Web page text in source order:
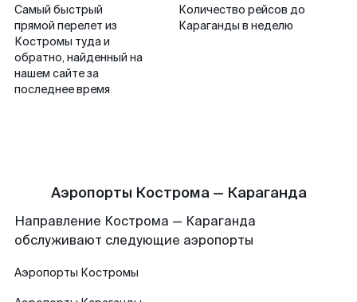
Самый быстрый
прямой перелет из
Костромы туда и
обратно, найденный на
нашем сайте за
последнее время
Количество рейсов до
Караганды в неделю
Аэропорты Кострома — Караганда
Направление Кострома — Караганда
обслуживают следующие аэропорты
Аэропорты Костромы